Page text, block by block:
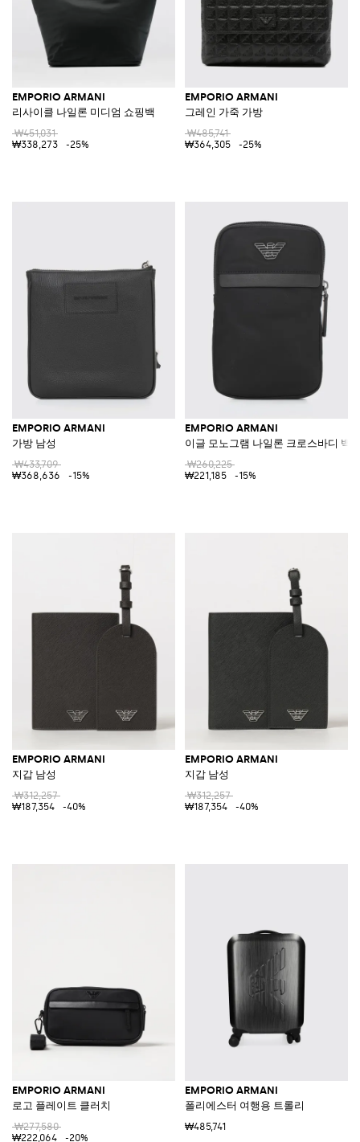
EMPORIO ARMANI
리사이클 나일론 미디엄 쇼핑백
₩451,031
₩338,273
-25%
EMPORIO ARMANI
그레인 가죽 가방
₩485,741
₩364,305
-25%
EMPORIO ARMANI
가방 남성
₩433,709
₩368,636
-15%
EMPORIO ARMANI
이글 모노그램 나일론 크로스바디 백(
₩260,225
₩221,185
-15%
EMPORIO ARMANI
지갑 남성
₩312,257
₩187,354
-40%
EMPORIO ARMANI
지갑 남성
₩312,257
₩187,354
-40%
EMPORIO ARMANI
로고 플레이트 클러치
₩277,580
₩222,064
-20%
EMPORIO ARMANI
폴리에스터 여행용 트롤리
₩485,741